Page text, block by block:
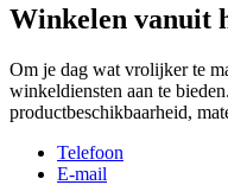
Winkelen vanuit
Om je dag wat vrolijker te
winkeldiensten aan te
productbeschikbaarheid,
Telefoon
E-mail